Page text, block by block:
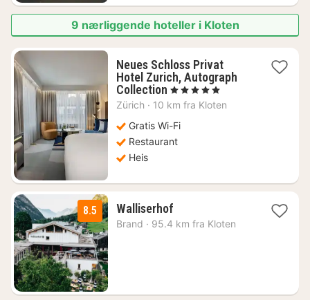
9 nærliggende hoteller i Kloten
Neues Schloss Privat
Hotel Zurich, Autograph
Collection 1
natt
4618
kr.
, 5 Stjerner
Zürich · 10 km fra Kloten
Gratis Wi-Fi
Restaurant
Heis
8.5 Walliserhof1
natt
Brand · 95.4 km fra Kloten